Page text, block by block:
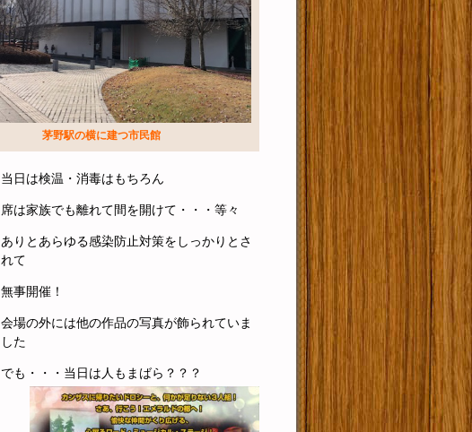
茅野駅の横に建つ市民館
当日は検温・消毒はもちろん
席は家族でも離れて間を開けて・・・等々
ありとあらゆる感染防止対策をしっかりとさ
れて
無事開催！
会場の外には他の作品の写真が飾られていま
した
でも・・・当日は人もまばら？？？